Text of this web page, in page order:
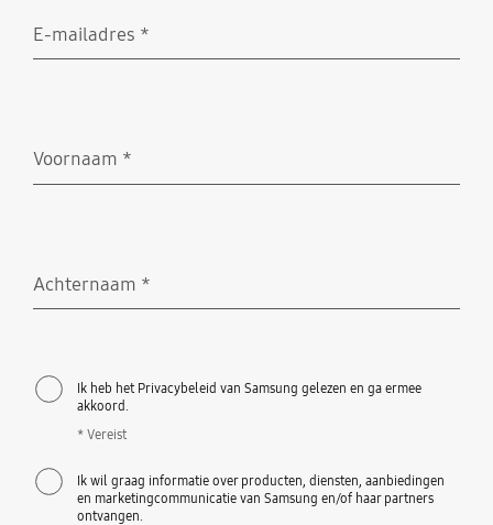
E-mailadres *
Voornaam *
Achternaam *
Ik heb het Privacybeleid van Samsung gelezen en ga ermee
akkoord.
* Vereist
Ik wil graag informatie over producten, diensten, aanbiedingen
en marketingcommunicatie van Samsung en/of haar partners
ontvangen.